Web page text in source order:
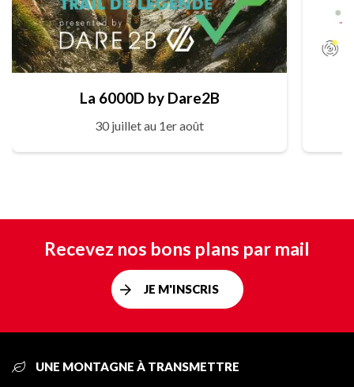
La 6000D by Dare2B
30 juillet au 1er août
Recevez nos bons plans par mail
JE M'INSCRIS
UNE MONTAGNE À TRANSMETTRE